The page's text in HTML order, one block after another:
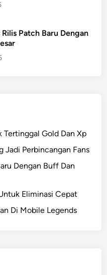
Patch Baru Dengan
Tertinggal Gold Dan Xp
Jadi Perbincangan Fans
Dengan Buff Dan
Eliminasi Cepat
Di Mobile Legends